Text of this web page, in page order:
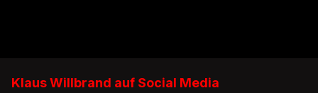
Klaus Willbrand auf Social Media